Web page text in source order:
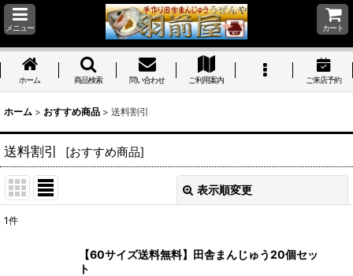
メニュー カート
ホーム 商品検索 問い合わせ ご利用案内 ご来店予約
ホーム > おすすめ商品 > 送料割引
送料割引 [おすすめ商品]
表示順変更
1件
【60サイズ送料無料】田舎まんじゅう20個セッ
ト